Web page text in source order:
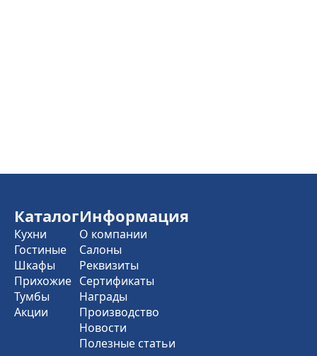
Каталог
Кухни
Гостиные
Шкафы
Прихожие
Тумбы
Акции
Информация
О компании
Салоны
Реквизиты
Сертификаты
Награды
Производство
Новости
Полезные статьи